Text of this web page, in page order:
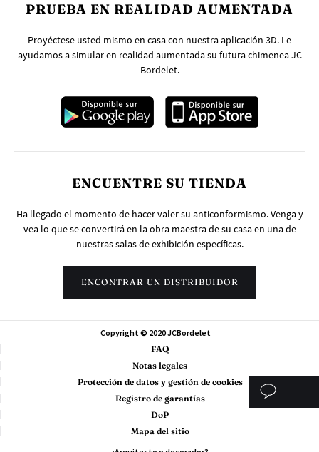
PRUEBA EN REALIDAD AUMENTADA
Proyéctese usted mismo en casa con nuestra aplicación 3D. Le
ayudamos a simular en realidad aumentada su futura chimenea JC
Bordelet.
ENCUENTRE SU TIENDA
Ha llegado el momento de hacer valer su anticonformismo. Venga y
vea lo que se convertirá en la obra maestra de su casa en una de
nuestras salas de exhibición específicas.
ENCONTRAR UN DISTRIBUIDOR
Copyright © 2020 JCBordelet
FAQ
Notas legales
Protección de datos y gestión de cookies
Registro de garantías
DoP
Mapa del sitio